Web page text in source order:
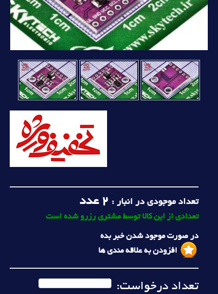
تعداد موجودی در انبار : 2 عدد
تعدادی از این کالا توسط مشتری رزرو شده است
در صورت موجود شدن خبر بده
افزودن به علاقه مندی ها
تعداد درخواست: